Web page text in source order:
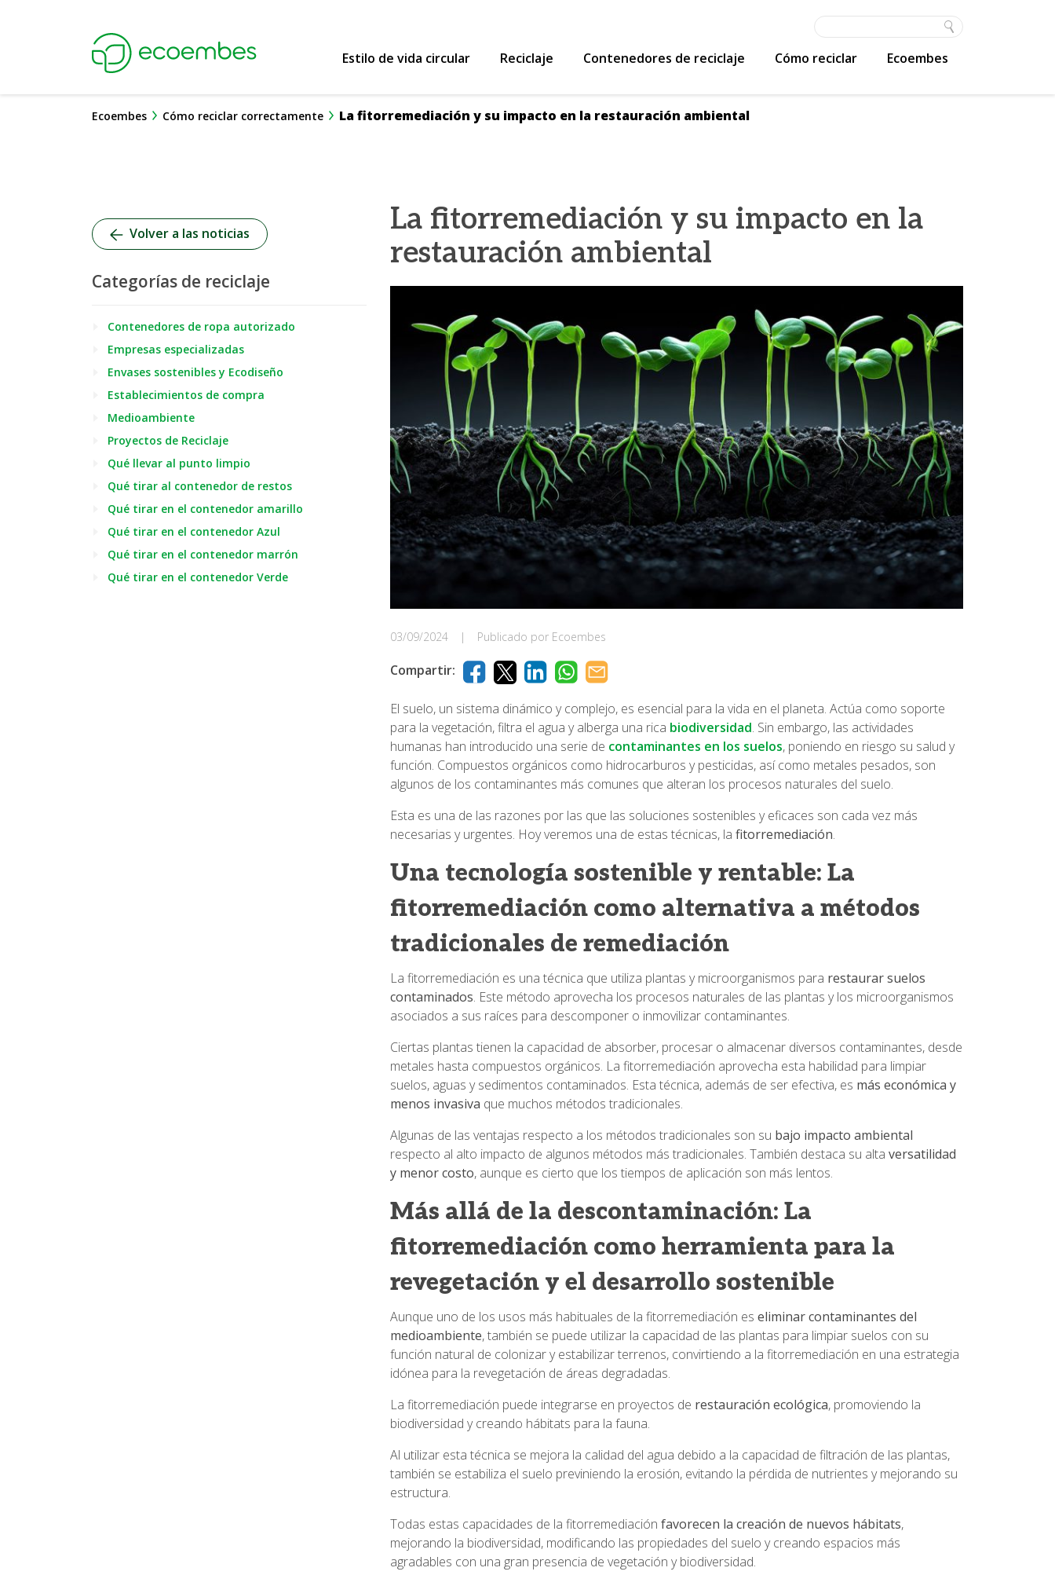
Estilo de vida circular
Reciclaje Contenedores de reciclaje Cómo reciclar Ecoembes
Ecoembes Cómo reciclar correctamente La fitorremediación y su impacto en la restauración ambiental
Volver a las noticias
Categorías de reciclaje
Contenedores de ropa autorizado
Empresas especializadas
Envases sostenibles y Ecodiseño
Establecimientos de compra
Medioambiente
Proyectos de Reciclaje
Qué llevar al punto limpio
Qué tirar al contenedor de restos
Qué tirar en el contenedor amarillo
Qué tirar en el contenedor Azul
Qué tirar en el contenedor marrón
Qué tirar en el contenedor Verde
La fitorremediación y su impacto en la
restauración ambiental
03/09/2024 | Publicado por Ecoembes
Compartir:
El suelo, un sistema dinámico y complejo, es esencial para la vida en el planeta. Actúa como soporte
para la vegetación, filtra el agua y alberga una rica biodiversidad. Sin embargo, las actividades
humanas han introducido una serie de contaminantes en los suelos, poniendo en riesgo su salud y
función. Compuestos orgánicos como hidrocarburos y pesticidas, así como metales pesados, son
algunos de los contaminantes más comunes que alteran los procesos naturales del suelo.
Esta es una de las razones por las que las soluciones sostenibles y eficaces son cada vez más
necesarias y urgentes. Hoy veremos una de estas técnicas, la fitorremediación.
Una tecnología sostenible y rentable: La
fitorremediación como alternativa a métodos
tradicionales de remediación
La fitorremediación es una técnica que utiliza plantas y microorganismos para restaurar suelos
contaminados. Este método aprovecha los procesos naturales de las plantas y los microorganismos
asociados a sus raíces para descomponer o inmovilizar contaminantes.
Ciertas plantas tienen la capacidad de absorber, procesar o almacenar diversos contaminantes, desde
metales hasta compuestos orgánicos. La fitorremediación aprovecha esta habilidad para limpiar
suelos, aguas y sedimentos contaminados. Esta técnica, además de ser efectiva, es más económica y
menos invasiva que muchos métodos tradicionales.
Algunas de las ventajas respecto a los métodos tradicionales son su bajo impacto ambiental
respecto al alto impacto de algunos métodos más tradicionales. También destaca su alta versatilidad
y menor costo, aunque es cierto que los tiempos de aplicación son más lentos.
Más allá de la descontaminación: La
fitorremediación como herramienta para la
revegetación y el desarrollo sostenible
Aunque uno de los usos más habituales de la fitorremediación es eliminar contaminantes del
medioambiente, también se puede utilizar la capacidad de las plantas para limpiar suelos con su
función natural de colonizar y estabilizar terrenos, convirtiendo a la fitorremediación en una estrategia
idónea para la revegetación de áreas degradadas.
La fitorremediación puede integrarse en proyectos de restauración ecológica, promoviendo la
biodiversidad y creando hábitats para la fauna.
Al utilizar esta técnica se mejora la calidad del agua debido a la capacidad de filtración de las plantas,
también se estabiliza el suelo previniendo la erosión, evitando la pérdida de nutrientes y mejorando su
estructura.
Todas estas capacidades de la fitorremediación favorecen la creación de nuevos hábitats,
mejorando la biodiversidad, modificando las propiedades del suelo y creando espacios más
agradables con una gran presencia de vegetación y biodiversidad.